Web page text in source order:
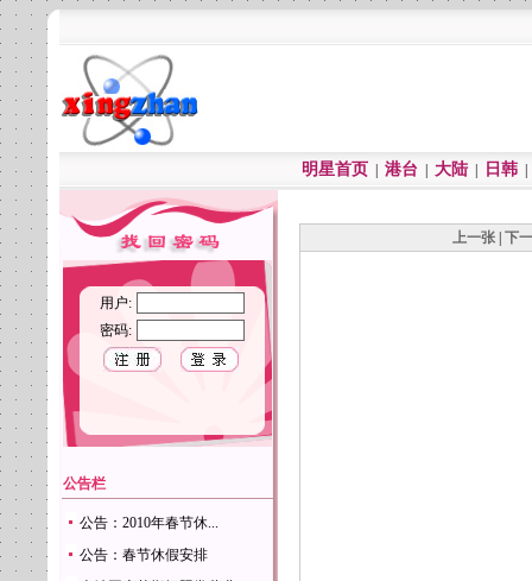
明星首页 港台 大陆 日韩
用户:
密码:
公告栏
公告：2010年春节休...
公告：春节休假安排
上一张 下